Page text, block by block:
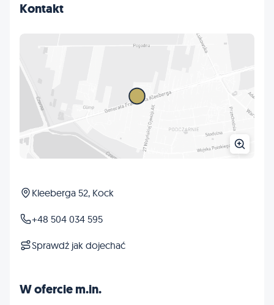
Kontakt
Kleeberga 52, Kock
+48 504 034 595
Sprawdź jak dojechać
W ofercie m.in.